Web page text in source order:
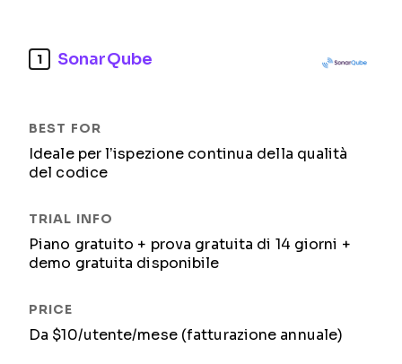
1 SonarQube
Ideale per l’ispezione continua della qualità
del codice
Piano gratuito + prova gratuita di 14 giorni +
demo gratuita disponibile
Da $10/utente/mese (fatturazione annuale)